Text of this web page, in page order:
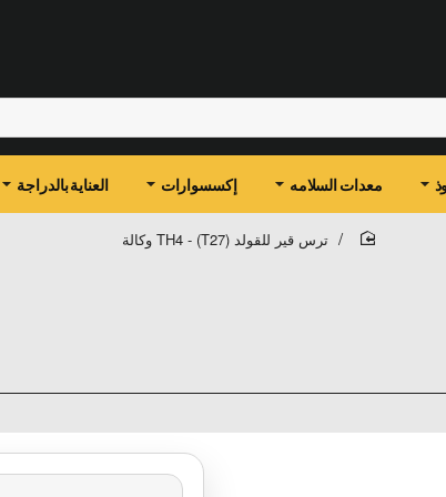
معدات السلامه إكسسوارات العناية بالدراجة
ترس قير للقولد TH4 - (T27) وكالة